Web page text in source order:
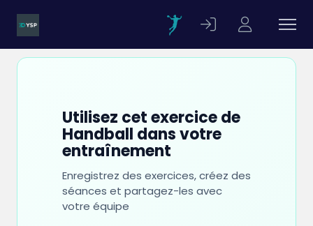
Utilisez cet exercice de
Handball dans votre
entraînement
Enregistrez des exercices, créez des
séances et partagez-les avec
votre équipe